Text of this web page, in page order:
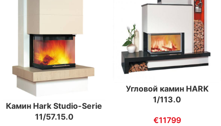
Камин Hark Studio-Serie
11/57.15.0
Угловой камин HARK
1/113.0
€11799